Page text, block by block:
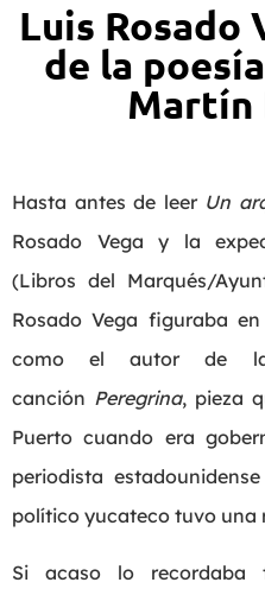
Luis Rosado
de la
Martín
Hasta antes de leer Un
Rosado Vega y la
(Libros del Marqués/
Rosado Vega figuraba
como el autor de
canción Peregrina, pieza
Puerto cuando era
periodista
político yucateco tuvo una
Si acaso lo